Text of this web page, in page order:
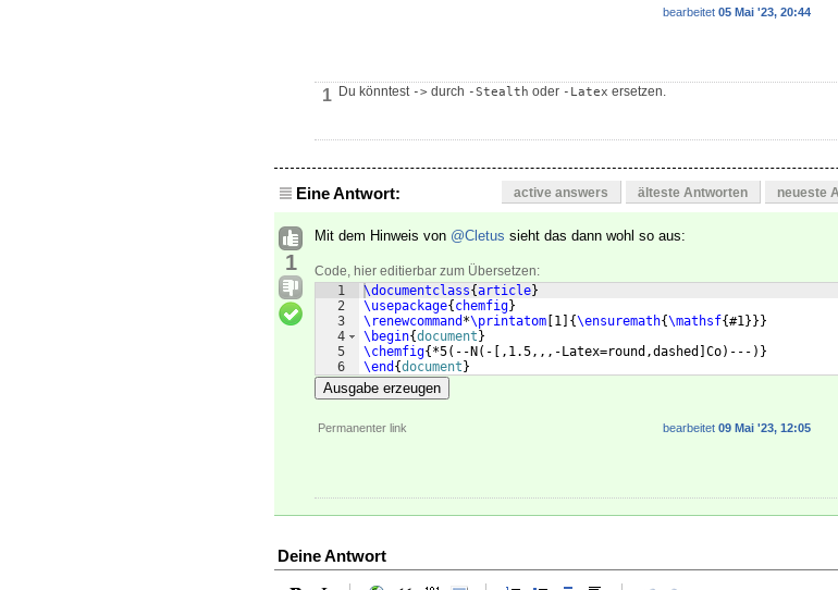
bearbeitet 05 Mai '23, 20:44
1 Du könntest -> durch -Stealth oder -Latex ersetzen.
Eine Antwort: active answers älteste Antworten neueste
1
Mit dem Hinweis von @Cletus sieht das dann wohl so aus:
Code, hier editierbar zum Übersetzen:
1
2
3
4
5
6
\documentclass{article}
\usepackage{ chemfig}
\renewcommand *\printatom 1 {\ensuremath{\mathsf{#1}}}
\begin{document }
\chemfig{ *5( --N ( - ,1.5,,,-Latex=round,dashed Co) --- )}
\end {document }
Ausgabe erzeugen
Permanenter link bearbeitet 09 Mai '23, 12:05
Deine Antwort